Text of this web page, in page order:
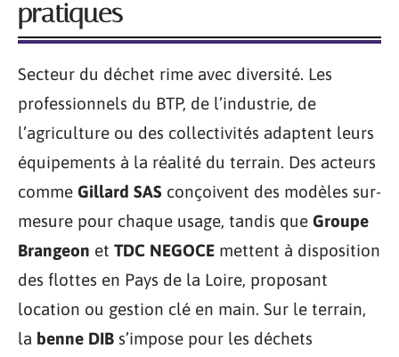
pratiques
Secteur du déchet rime avec diversité. Les
professionnels du BTP, de l’industrie, de
l’agriculture ou des collectivités adaptent leurs
équipements à la réalité du terrain. Des acteurs
comme Gillard SAS conçoivent des modèles sur-
mesure pour chaque usage, tandis que Groupe
Brangeon et TDC NEGOCE mettent à disposition
des flottes en Pays de la Loire, proposant
location ou gestion clé en main. Sur le terrain,
la benne DIB s’impose pour les déchets